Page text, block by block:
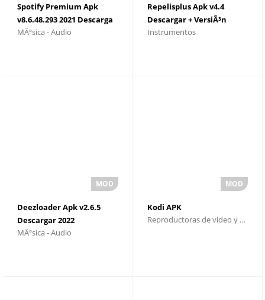
Spotify Premium Apk
v8.6.48.293 2021 Descarga
gratuita
MÃºsica - Audio
Repelisplus Apk v4.4
Descargar + VersiÃ³n
Ultima
Instrumentos
Deezloader Apk v2.6.5
Descargar 2022
MÃºsica - Audio
Kodi APK
Reproductoras de video y editores